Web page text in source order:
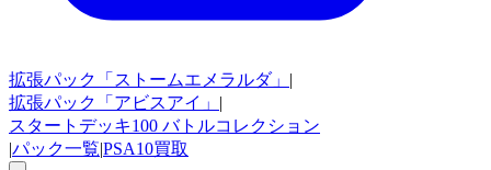
拡張パック 「ストームエメラルダ」 |
拡張パック
「アビスアイ」 |
スタートデッキ100 バトルコレクション
|パック一覧|PSA10買取